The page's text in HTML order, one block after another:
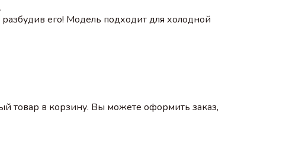
его! Модель подходит для холодной
товар в корзину. Вы можете оформить заказ,